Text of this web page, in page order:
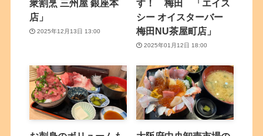
衆割烹 三州屋 銀座本
店」
2025年12月13日 13:00
す！ 梅田 「エイス
シー オイスターバー
梅田NU茶屋町店」
2025年01月12日 18:00